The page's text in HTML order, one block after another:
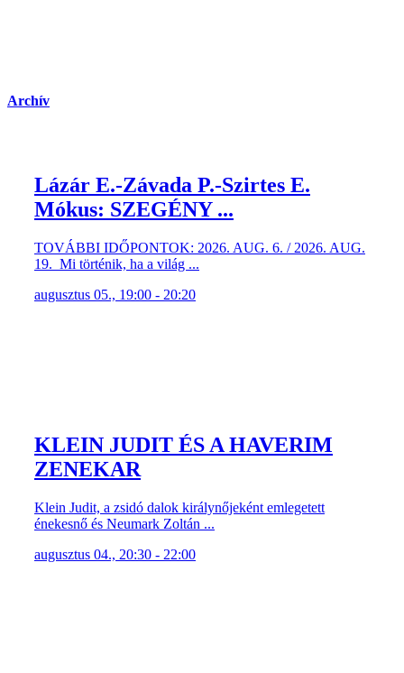
Archív
Lázár E.-Závada P.-Szirtes E.
Mókus: SZEGÉNY ...
TOVÁBBI IDŐPONTOK: 2026. AUG. 6. / 2026. AUG.
19. Mi történik, ha a világ ...
augusztus 05., 19:00 - 20:20
KLEIN JUDIT ÉS A HAVERIM
ZENEKAR
Klein Judit, a zsidó dalok királynőjeként emlegetett
énekesnő és Neumark Zoltán ...
augusztus 04., 20:30 - 22:00